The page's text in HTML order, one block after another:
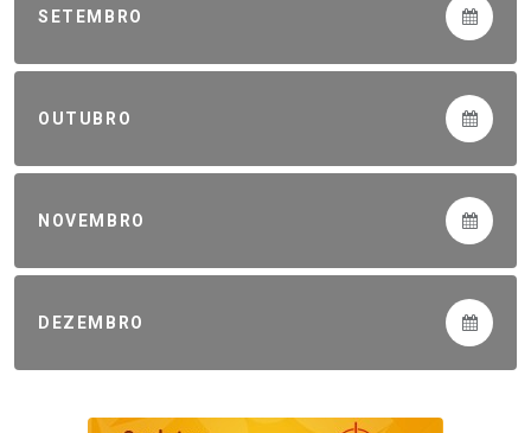
SETEMBRO
OUTUBRO
NOVEMBRO
DEZEMBRO